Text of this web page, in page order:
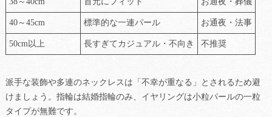
40～45cm 標準的な一連パール お通夜・法事
50cm以上 長すぎてカジュアル・不向き 不推奨
派手な装飾や多連のネックレスは「不幸が重なる」とされるため避
けましょう。指輪は結婚指輪のみ、イヤリングは小粒パールの一粒
タイプが無難です。